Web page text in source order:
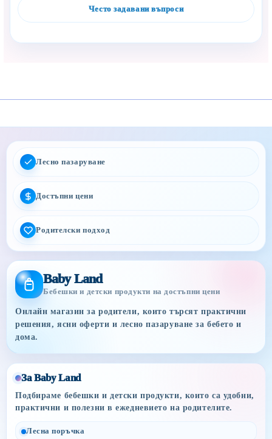
Често задавани въпроси
Лесно пазаруване
Достъпни цени
Родителски подход
Baby Land
Бебешки и детски продукти на достъпни цени
Онлайн магазин за родители, които търсят практични
решения, ясни оферти и лесно пазаруване за бебето и
дома.
За Baby Land
Подбираме бебешки и детски продукти, които са удобни,
практични и полезни в ежедневието на родителите.
Лесна поръчка